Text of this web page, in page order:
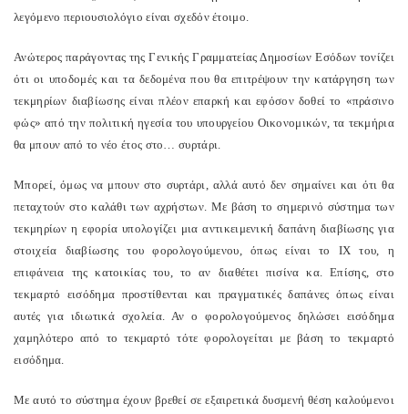
λεγόμενο περιουσιολόγιο είναι σχεδόν έτοιμο.
Ανώτερος παράγοντας της Γενικής Γραμματείας Δημοσίων Εσόδων τονίζει
ότι οι υποδομές και τα δεδομένα που θα επιτρέψουν την κατάργηση των
τεκμηρίων διαβίωσης είναι πλέον επαρκή και εφόσον δοθεί το «πράσινο
φώς» από την πολιτική ηγεσία του υπουργείου Οικονομικών, τα τεκμήρια
θα μπουν από το νέο έτος στο… συρτάρι.
Μπορεί, όμως να μπουν στο συρτάρι, αλλά αυτό δεν σημαίνει και ότι θα
πεταχτούν στο καλάθι των αχρήστων. Με βάση το σημερινό σύστημα των
τεκμηρίων η εφορία υπολογίζει μια αντικειμενική δαπάνη διαβίωσης για
στοιχεία διαβίωσης του φορολογούμενου, όπως είναι το ΙΧ του, η
επιφάνεια της κατοικίας του, το αν διαθέτει πισίνα κα. Επίσης, στο
τεκμαρτό εισόδημα προστίθενται και πραγματικές δαπάνες όπως είναι
αυτές για ιδιωτικά σχολεία. Αν ο φορολογούμενος δηλώσει εισόδημα
χαμηλότερο από το τεκμαρτό τότε φορολογείται με βάση το τεκμαρτό
εισόδημα.
Με αυτό το σύστημα έχουν βρεθεί σε εξαιρετικά δυσμενή θέση καλούμενοι